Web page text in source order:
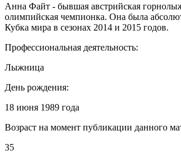
Анна Файт - бывшая австрийская
олимпийская чемпионка. Она была
Кубка мира в сезонах 2014 и 2015 годов.
Профессиональная деятельность:
Лыжница
День рождения:
18 июня 1989 года
Возраст на момент публикации данного
35